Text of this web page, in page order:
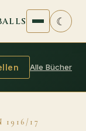
☾
Alle Bücher
1916/17